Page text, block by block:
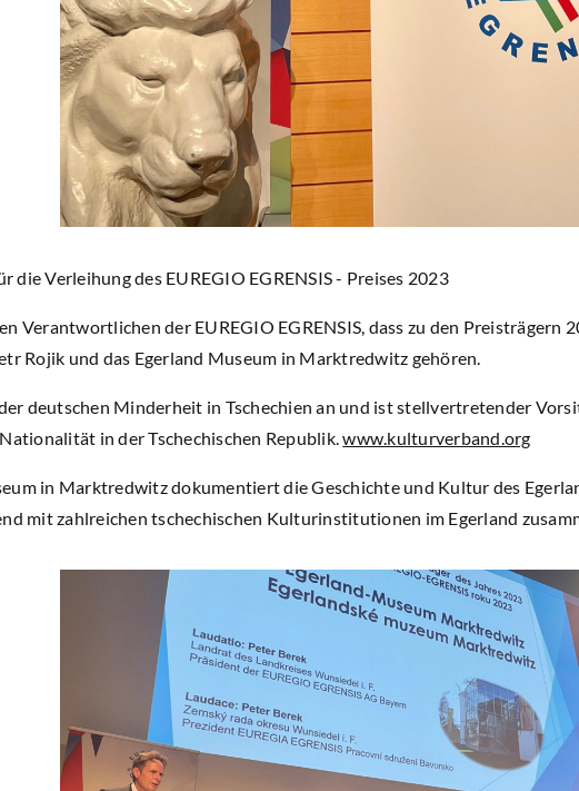
die Verleihung des EUREGIO EGRENSIS - Preises 2023
Verantwortlichen der EUREGIO EGRENSIS, dass zu den Preisträgern
Rojik und das Egerland Museum in Marktredwitz gehören.
deutschen Minderheit in Tschechien an und ist stellvertretender
in der Tschechischen Republik.www.kulturverband.org
in Marktredwitz dokumentiert die Geschichte und Kultur des
mit zahlreichen tschechischen Kulturinstitutionen im Egerland